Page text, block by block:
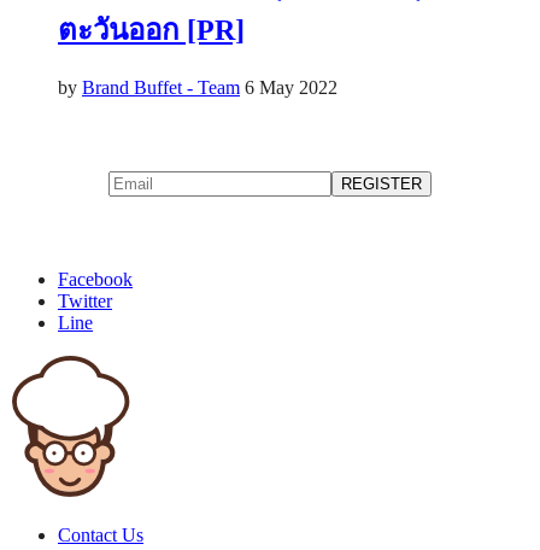
ตะวันออก [PR]
by Brand Buffet - Team 6 May 2022
Facebook
Twitter
Line
Contact Us